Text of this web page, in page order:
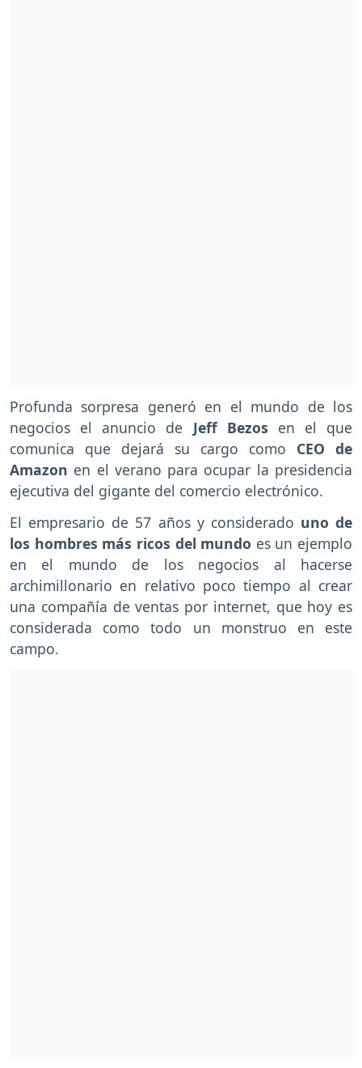
Profunda sorpresa generó en el mundo de los
negocios el anuncio de Jeff Bezos en el que
comunica que dejará su cargo como CEO de
Amazon en el verano para ocupar la presidencia
ejecutiva del gigante del comercio electrónico.
El empresario de 57 años y considerado uno de
los hombres más ricos del mundo es un ejemplo
en el mundo de los negocios al hacerse
archimillonario en relativo poco tiempo al crear
una compañía de ventas por internet, que hoy es
considerada como todo un monstruo en este
campo.